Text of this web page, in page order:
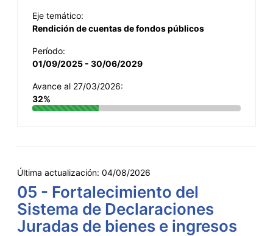
Eje temático:
Rendición de cuentas de fondos públicos
Período:
01/09/2025 - 30/06/2029
Avance al 27/03/2026:
32%
Última actualización: 04/08/2026
05 - Fortalecimiento del
Sistema de Declaraciones
Juradas de bienes e ingresos